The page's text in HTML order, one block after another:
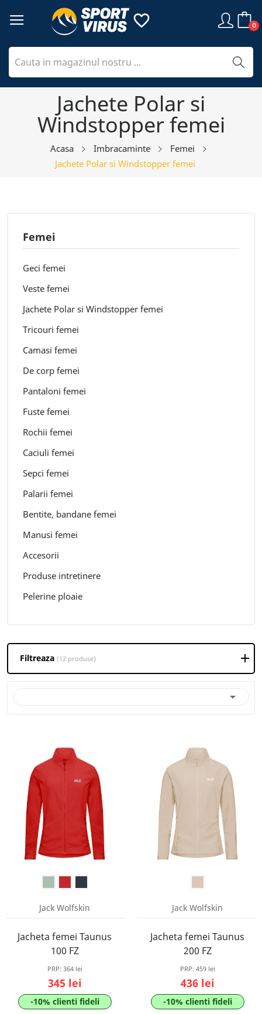
0
favorite_border
Jachete Polar si
Windstopper femei
Acasa Imbracaminte
Femei
Jachete Polar si Windstopper femei
Femei
Geci femei
Veste femei
Jachete Polar si Windstopper femei
Tricouri femei
Camasi femei
De corp femei
Pantaloni femei
Fuste femei
Rochii femei
Caciuli femei
Sepci femei
Palarii femei
Bentite, bandane femei
Manusi femei
Accesorii
Produse intretinere
Pelerine ploaie
Filtreaza (12 produse)

Jack Wolfskin
Jacheta femei Taunus
100 FZ
PRP: 364 lei
345 lei
-10% clienti fideli
Jack Wolfskin
Jacheta femei Taunus
200 FZ
PRP: 459 lei
436 lei
-10% clienti fideli